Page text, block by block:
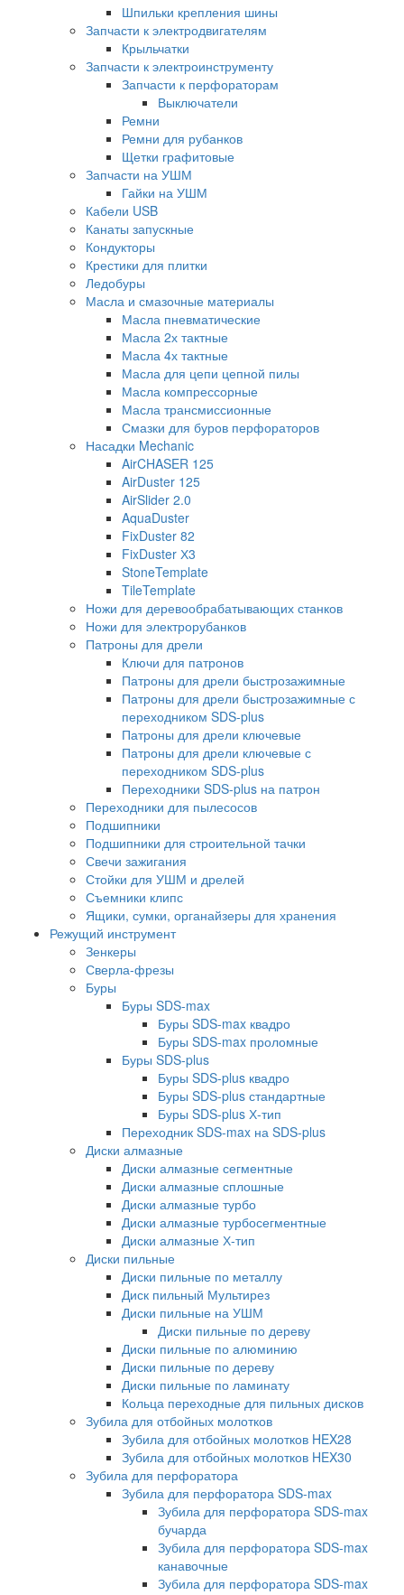
Шпильки крепления шины
Запчасти к электродвигателям
Крыльчатки
Запчасти к электроинструменту
Запчасти к перфораторам
Выключатели
Ремни
Ремни для рубанков
Щетки графитовые
Запчасти на УШМ
Гайки на УШМ
Кабели USB
Канаты запускные
Кондукторы
Крестики для плитки
Ледобуры
Масла и смазочные материалы
Масла пневматические
Масла 2х тактные
Масла 4х тактные
Масла для цепи цепной пилы
Масла компрессорные
Масла трансмиссионные
Смазки для буров перфораторов
Насадки Mechanic
AirCHASER 125
AirDuster 125
AirSlider 2.0
AquaDuster
FixDuster 82
FixDuster Х3
StoneTemplate
TileTemplate
Ножи для деревообрабатывающих станков
Ножи для электрорубанков
Патроны для дрели
Ключи для патронов
Патроны для дрели быстрозажимные
Патроны для дрели быстрозажимные с
переходником SDS-plus
Патроны для дрели ключевые
Патроны для дрели ключевые с
переходником SDS-plus
Переходники SDS-plus на патрон
Переходники для пылесосов
Подшипники
Подшипники для строительной тачки
Свечи зажигания
Стойки для УШМ и дрелей
Съемники клипс
Ящики, сумки, органайзеры для хранения
Режущий инструмент
Зенкеры
Сверла-фрезы
Буры
Буры SDS-max
Буры SDS-max квадро
Буры SDS-max проломные
Буры SDS-plus
Буры SDS-plus квадро
Буры SDS-plus стандартные
Буры SDS-plus Х-тип
Переходник SDS-max на SDS-plus
Диски алмазные
Диски алмазные сегментные
Диски алмазные сплошные
Диски алмазные турбо
Диски алмазные турбосегментные
Диски алмазные Х-тип
Диски пильные
Диски пильные по металлу
Диск пильный Мультирез
Диски пильные на УШМ
Диски пильные по дереву
Диски пильные по алюминию
Диски пильные по дереву
Диски пильные по ламинату
Кольца переходные для пильных дисков
Зубила для отбойных молотков
Зубила для отбойных молотков HEX28
Зубила для отбойных молотков HEX30
Зубила для перфоратора
Зубила для перфоратора SDS-max
Зубила для перфоратора SDS-max
бучарда
Зубила для перфоратора SDS-max
канавочные
Зубила для перфоратора SDS-max